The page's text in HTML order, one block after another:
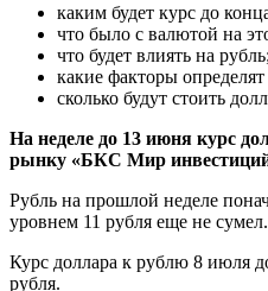
каким будет курс до
что было с валютой на
что будет влиять на рубль;
какие факторы определят
сколько будут стоить
На неделе до 13 июня курс
рынку «БКС Мир
Рубль на прошлой неделе
уровнем 11 рубля еще не сумел.
Курс доллара к рублю 8 июля
рубля.